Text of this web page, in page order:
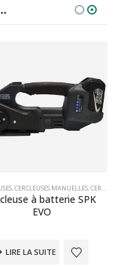
,MACHINES
,CERCLEUSES MANUELLES,CERCLEUSES MANUELLES POUR PP ET PET
à batterie SPK
EVO
LIRE LA SUITE